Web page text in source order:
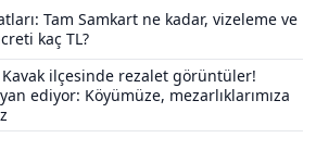
Tam Samkart ne kadar, vizeleme ve
kaç TL?
ilçesinde rezalet görüntüler!
ediyor: Köyümüze, mezarlıklarımıza